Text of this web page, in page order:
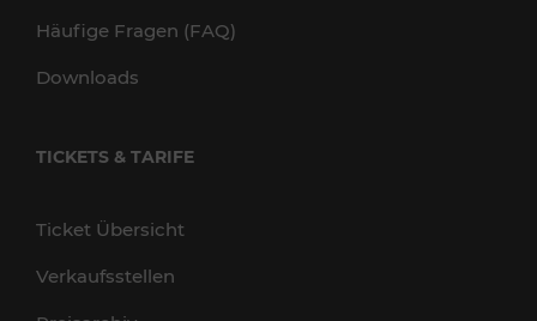
Häufige Fragen (FAQ)
Downloads
TICKETS & TARIFE
Ticket Übersicht
Verkaufsstellen